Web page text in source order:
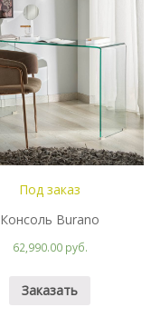
Под заказ
Консоль Burano
62,990.00 руб.
Заказать